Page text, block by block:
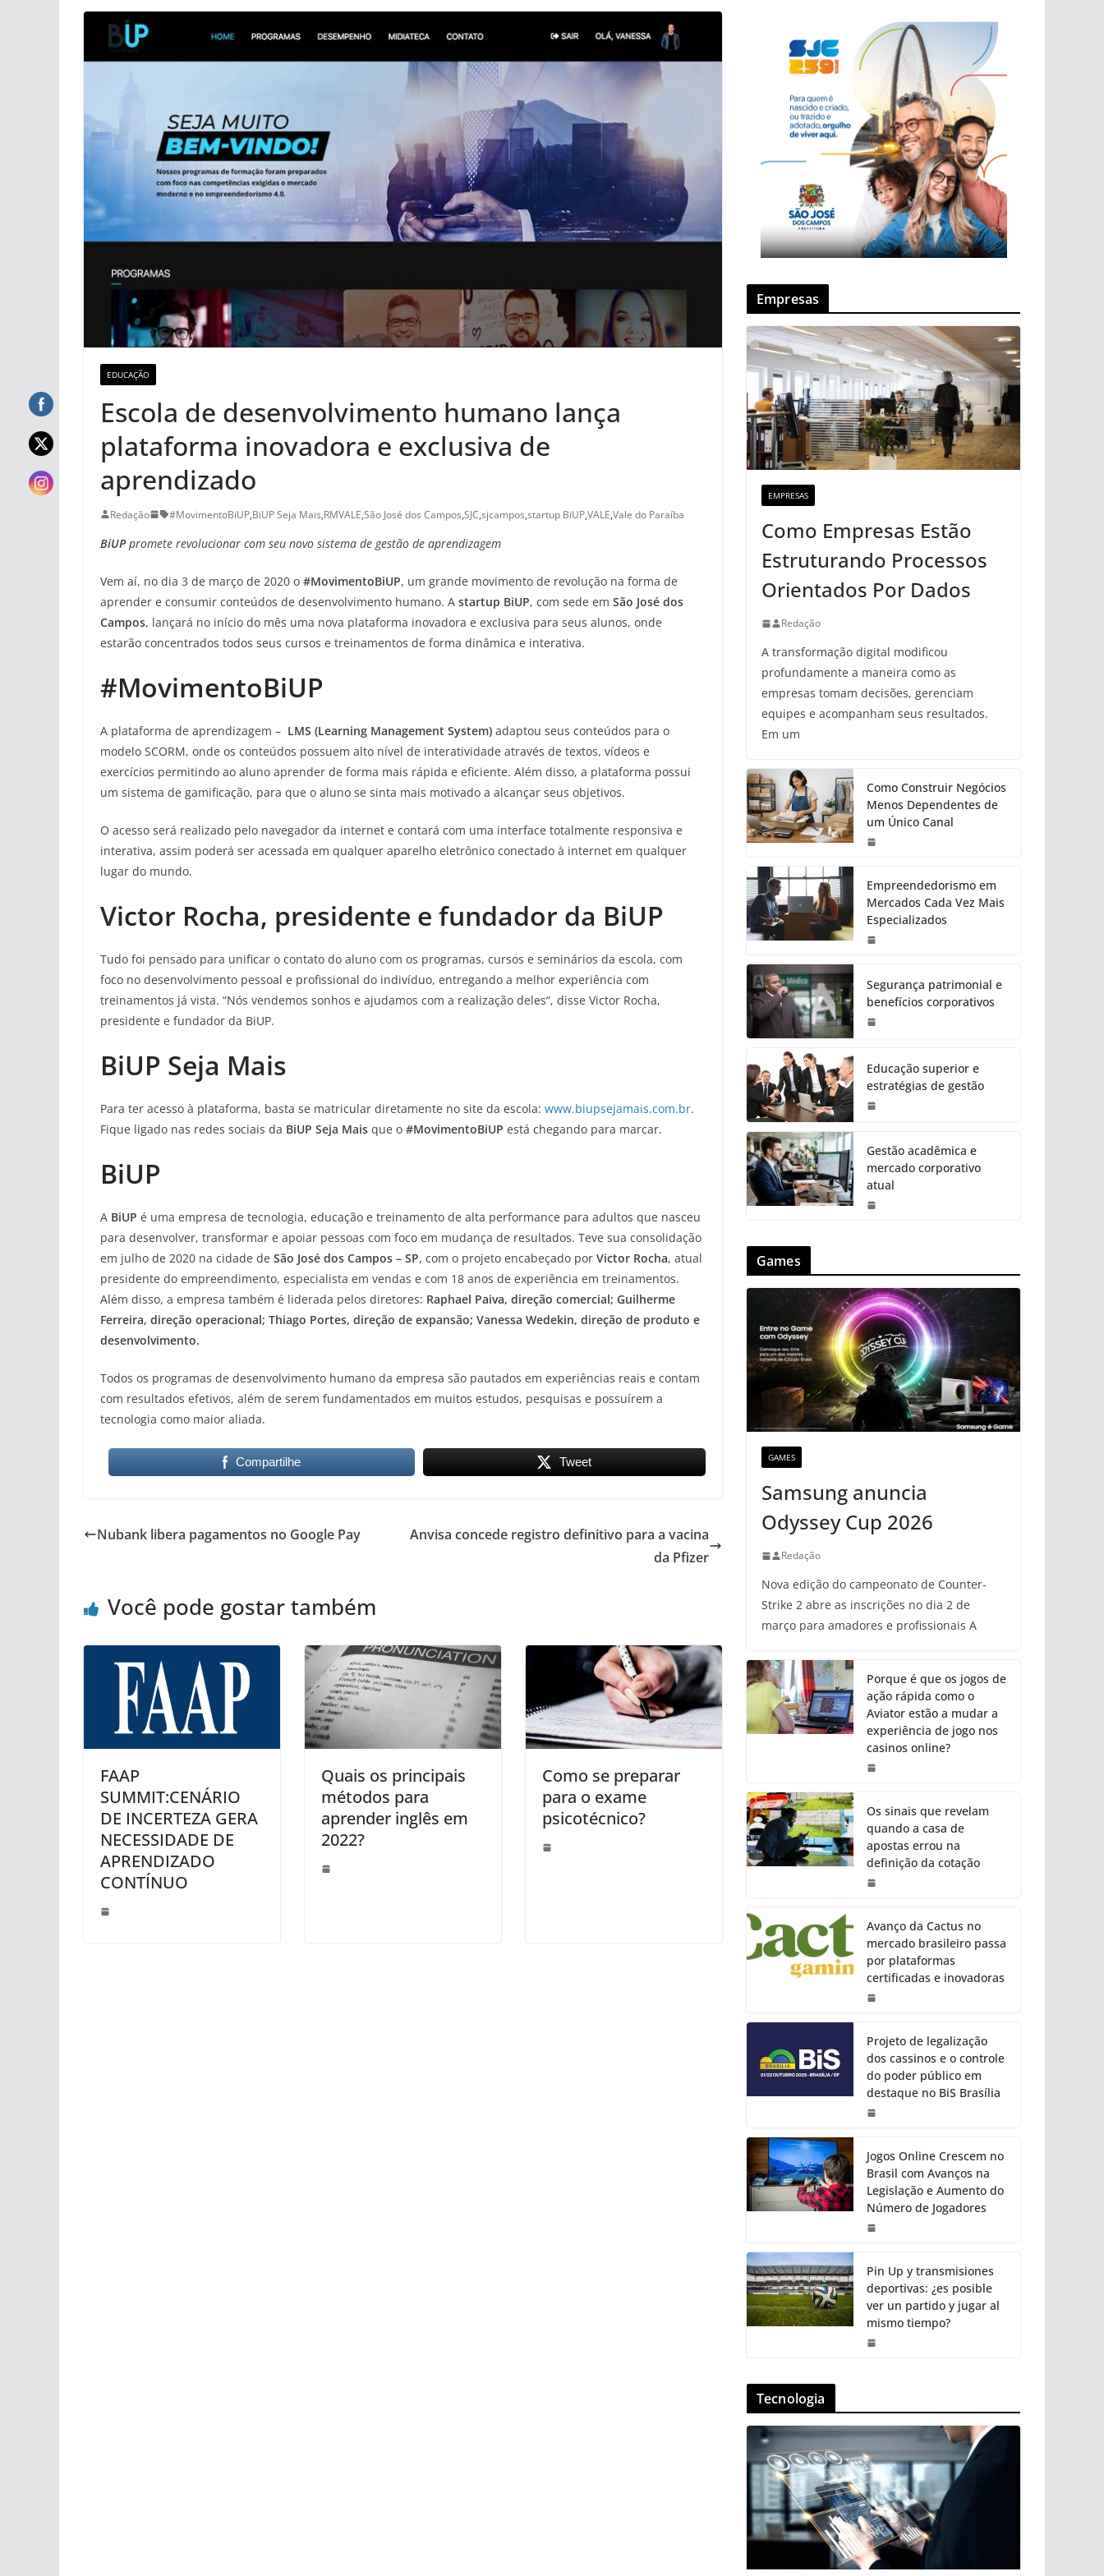
EDUCAÇÃO
Escola de desenvolvimento humano lança
plataforma inovadora e exclusiva de
aprendizado
Redação #MovimentoBiUP,BiUP Seja Mais,RMVALE,São José dos Campos,SJC,sjcampos,startup BiUP,VALE,Vale do Paraíba
BiUPpromete revolucionar com seu novo sistema de gestão de aprendizagem
Vem aí, no dia 3 de março de 2020 o #MovimentoBiUP, um grande movimento de revolução na forma de
aprender e consumir conteúdos de desenvolvimento humano. A startup BiUP, com sede em São José dos
Campos, lançará no início do mês uma nova plataforma inovadora e exclusiva para seus alunos, onde
estarão concentrados todos seus cursos e treinamentos de forma dinâmica e interativa.
#MovimentoBiUP
A plataforma de aprendizagem – LMS (Learning Management System) adaptou seus conteúdos para o
modelo SCORM, onde os conteúdos possuem alto nível de interatividade através de textos, vídeos e
exercícios permitindo ao aluno aprender de forma mais rápida e eficiente. Além disso, a plataforma possui
um sistema de gamificação, para que o aluno se sinta mais motivado a alcançar seus objetivos.
O acesso será realizado pelo navegador da internet e contará com uma interface totalmente responsiva e
interativa, assim poderá ser acessada em qualquer aparelho eletrônico conectado à internet em qualquer
lugar do mundo.
Victor Rocha, presidente e fundador da BiUP
Tudo foi pensado para unificar o contato do aluno com os programas, cursos e seminários da escola, com
foco no desenvolvimento pessoal e profissional do indivíduo, entregando a melhor experiência com
treinamentos já vista. “Nós vendemos sonhos e ajudamos com a realização deles”, disse Victor Rocha,
presidente e fundador da BiUP.
BiUP Seja Mais
Para ter acesso à plataforma, basta se matricular diretamente no site da escola: www.biupsejamais.com.br.
Fique ligado nas redes sociais da BiUP Seja Mais que o #MovimentoBiUP está chegando para marcar.
BiUP
A BiUP é uma empresa de tecnologia, educação e treinamento de alta performance para adultos que nasceu
para desenvolver, transformar e apoiar pessoas com foco em mudança de resultados. Teve sua consolidação
em julho de 2020 na cidade de São José dos Campos – SP, com o projeto encabeçado por Victor Rocha, atual
presidente do empreendimento, especialista em vendas e com 18 anos de experiência em treinamentos.
Além disso, a empresa também é liderada pelos diretores: Raphael Paiva, direção comercial; Guilherme
Ferreira, direção operacional; Thiago Portes, direção de expansão; Vanessa Wedekin, direção de produto e
desenvolvimento.
Todos os programas de desenvolvimento humano da empresa são pautados em experiências reais e contam
com resultados efetivos, além de serem fundamentados em muitos estudos, pesquisas e possuírem a
tecnologia como maior aliada.
Compartilhe Tweet
Nubank libera pagamentos no Google Pay
Anvisa concede registro definitivo para a vacina
da Pfizer
Você pode gostar também
FAAP
SUMMIT:CENÁRIO
DE INCERTEZA GERA
NECESSIDADE DE
APRENDIZADO
CONTÍNUO
Quais os principais
métodos para
aprender inglês em
2022?
Como se preparar
para o exame
psicotécnico?
Empresas
EMPRESAS
Como Empresas Estão
Estruturando Processos
Orientados Por Dados
Redação
A transformação digital modificou
profundamente a maneira como as
empresas tomam decisões, gerenciam
equipes e acompanham seus resultados.
Em um
Como Construir Negócios
Menos Dependentes de
um Único Canal
Empreendedorismo em
Mercados Cada Vez Mais
Especializados
Segurança patrimonial e
benefícios corporativos
Educação superior e
estratégias de gestão
Gestão acadêmica e
mercado corporativo
atual
Games
GAMES
Samsung anuncia
Odyssey Cup 2026
Redação
Nova edição do campeonato de Counter-
Strike 2 abre as inscrições no dia 2 de
março para amadores e profissionais A
Porque é que os jogos de
ação rápida como o
Aviator estão a mudar a
experiência de jogo nos
casinos online?
Os sinais que revelam
quando a casa de
apostas errou na
definição da cotação
Avanço da Cactus no
mercado brasileiro passa
por plataformas
certificadas e inovadoras
Projeto de legalização
dos cassinos e o controle
do poder público em
destaque no BiS Brasília
Jogos Online Crescem no
Brasil com Avanços na
Legislação e Aumento do
Número de Jogadores
Pin Up y transmisiones
deportivas: ¿es posible
ver un partido y jugar al
mismo tiempo?
Tecnologia